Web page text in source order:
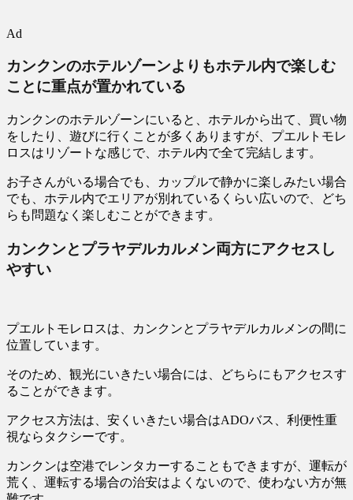
Ad
カンクンのホテルゾーンよりもホテル内で楽しむ
ことに重点が置かれている
カンクンのホテルゾーンにいると、ホテルから出て、買い物
をしたり、遊びに行くことが多くありますが、プエルトモレ
ロスはリゾートな感じで、ホテル内で全て完結します。
お子さんがいる場合でも、カップルで静かに楽しみたい場合
でも、ホテル内でエリアが別れているくらい広いので、どち
らも問題なく楽しむことができます。
カンクンとプラヤデルカルメン両方にアクセスし
やすい
プエルトモレロスは、カンクンとプラヤデルカルメンの間に
位置しています。
そのため、観光にいきたい場合には、どちらにもアクセスす
ることができます。
アクセス方法は、安くいきたい場合はADOバス、利便性重
視ならタクシーです。
カンクンは空港でレンタカーすることもできますが、運転が
荒く、運転する場合の治安はよくないので、使わない方が無